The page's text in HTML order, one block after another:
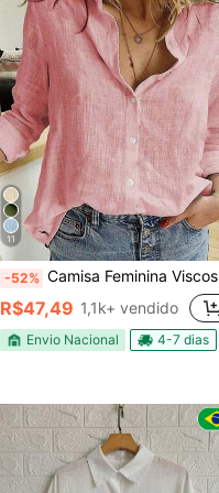
11
-52% Camisa Feminina Viscose Com Mangas Comprida
R$47,49 1,1k+ vendido
Envio Nacional 4-7 dias